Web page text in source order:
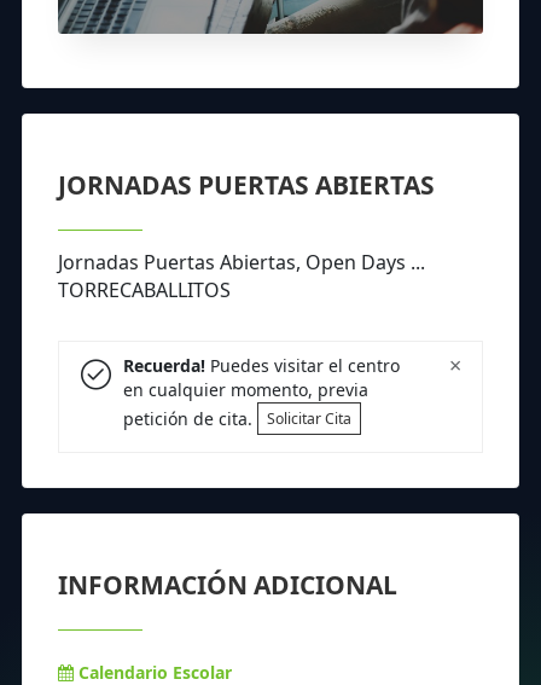
JORNADAS PUERTAS ABIERTAS
Jornadas Puertas Abiertas, Open Days ...
TORRECABALLITOS
×
Recuerda!Puedes visitar el centro
en cualquier momento, previa
petición de cita.
Solicitar Cita
INFORMACIÓN ADICIONAL
Calendario Escolar